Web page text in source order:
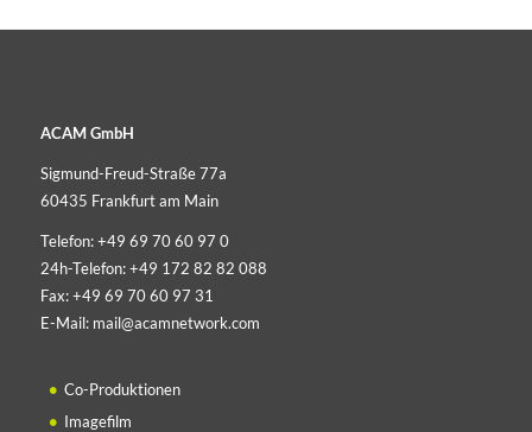
ACAM GmbH
Sigmund-Freud-Straße 77a
60435 Frankfurt am Main
Telefon:+49 69 70 60 97 0
24h-Telefon:+49 172 82 82 088
Fax:+49 69 70 60 97 31
E-Mail: mail@acamnetwork.com
Co-Produktionen
Imagefilm